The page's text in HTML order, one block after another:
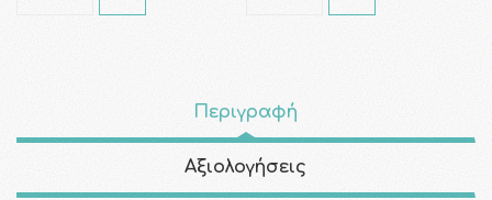
Περιγραφή
Αξιολογήσεις